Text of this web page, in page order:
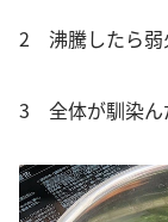
2 沸騰したら弱
3 全体が馴染ん